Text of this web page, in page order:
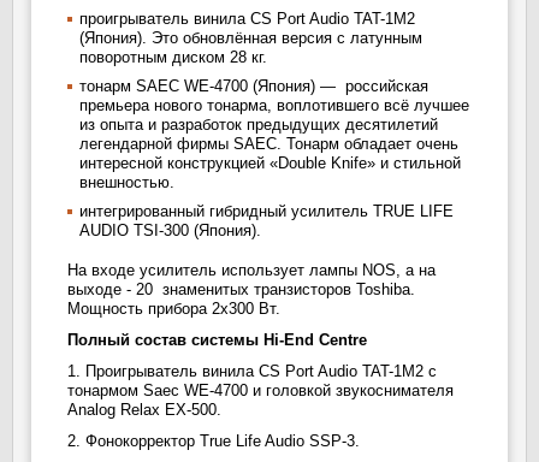
проигрыватель винила CS Port Audio TAT-1M2
(Япония). Это обновлённая версия с латунным
поворотным диском 28 кг.
тонарм SAEC WE-4700 (Япония) — российская
премьера нового тонарма, воплотившего всё лучшее
из опыта и разработок предыдущих десятилетий
легендарной фирмы SAEC. Тонарм обладает очень
интересной конструкцией «Double Knife» и стильной
внешностью.
интегрированный гибридный усилитель TRUE LIFE
AUDIO TSI-300 (Япония).
На входе усилитель использует лампы NOS, а на
выходе - 20 знаменитых транзисторов Toshiba.
Мощность прибора 2х300 Вт.
Полный состав системы Hi-End Centre
1. Проигрыватель винила CS Port Audio TAT-1M2 с
тонармом Saec WE-4700 и головкой звукоснимателя
Analog Relax EX-500.
2. Фонокорректор True Life Audio SSP-3.